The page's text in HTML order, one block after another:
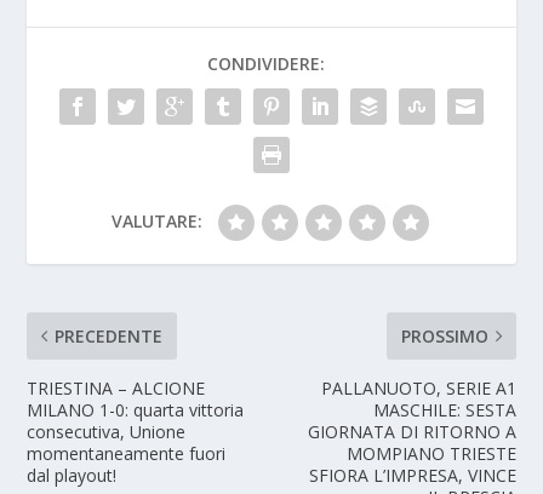
CONDIVIDERE:
VALUTARE:
PRECEDENTE
TRIESTINA – ALCIONE
MILANO 1-0: quarta vittoria
consecutiva, Unione
momentaneamente fuori
dal playout!
PROSSIMO
PALLANUOTO, SERIE A1
MASCHILE: SESTA
GIORNATA DI RITORNO A
MOMPIANO TRIESTE
SFIORA L’IMPRESA, VINCE